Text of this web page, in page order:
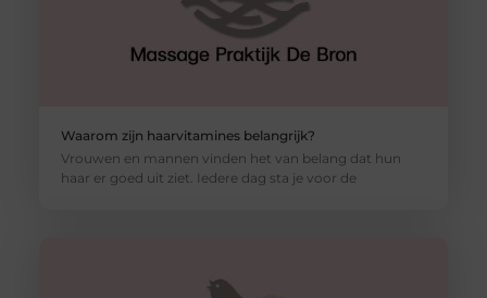
Waarom zijn haarvitamines belangrijk?
Vrouwen en mannen vinden het van belang dat hun
haar er goed uit ziet. Iedere dag sta je voor de